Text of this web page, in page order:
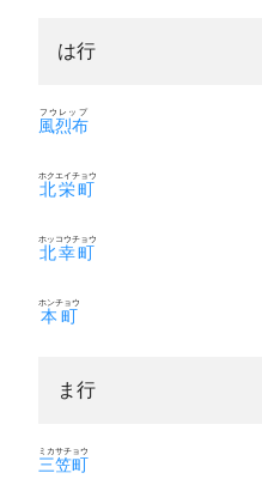
は行
風烈布
フウレップ
北栄町
ホクエイチョウ
北幸町
ホッコウチョウ
本町
ホンチョウ
ま行
三笠町
ミカサチョウ